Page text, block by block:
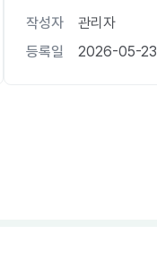
작성자
관리자
등록일
2026-05-23